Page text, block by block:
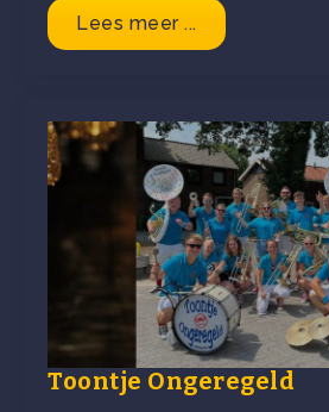
Lees meer ...
Toontje Ongeregeld